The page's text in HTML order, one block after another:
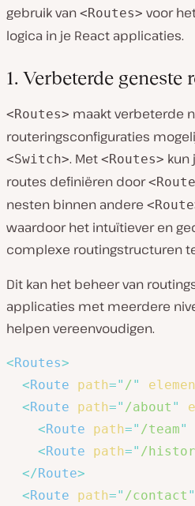
gebruik van <Routes> voor
logica in je React applicaties.
1. Verbeterde geneste
<Routes> maakt verbeterde
routeringsconfiguraties
<Switch>. Met <Routes> kun
routes definiëren door
nesten binnen andere
waardoor het intuïtiever en
complexe routingstructuren
Dit kan het beheer van
applicaties met meerdere
helpen vereenvoudigen.
<Routes>
<Route path=" /"
<Route path=" /about "
<Route path=" /team"
<Route path=" /
</Route>
<Route path=" /contact "